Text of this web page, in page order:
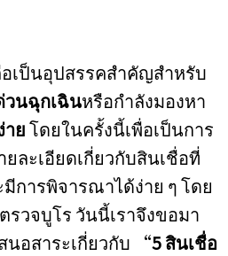
เป็นอุปสรรคสำคัญสำหรับ
วนฉุกเฉินหรือกำลังมองหา
ยโดยในครั้งนี้เพื่อเป็นการ
ละเอียดเกี่ยวกับสินเชื่อที่
การพิจารณาได้ง่าย ๆ โดย
วจบูโร วันนี้เราจึงขอมา
อสาระเกี่ยวกับ “5 สินเชื่อ